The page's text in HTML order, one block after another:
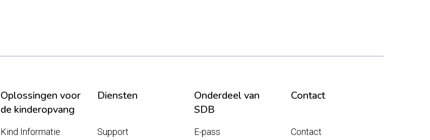
Oplossingen voor
de kinderopvang
Diensten
Onderdeel van
SDB
Contact
Kind Informatie
Support
E-pass
Contact